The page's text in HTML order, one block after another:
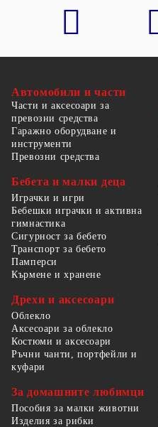
Автомобили и части
Части и аксесоари за
превозни средства
Гаражно оборудване и
инструменти
Превозни средства
Бебета и малки деца
Играчки и игри
Бебешки играчки и активна
гимнастика
Сигурност за бебето
Транспорт за бебето
Памперси
Кърмене и хранене
Дрехи и аксесоари
Облекло
Аксесоари за облекло
Костюми и аксесоари
Ръчни чанти, портфейли и
куфари
За домашните любимци
Пособия за малки животни
Изделия за рибки